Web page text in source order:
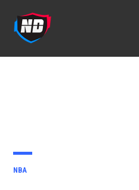
contenido
PUBLICADO
NBA